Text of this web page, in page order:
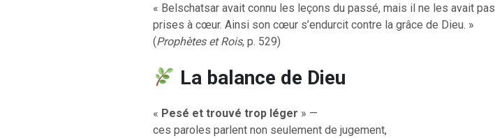
« Belschatsar avait connu les leçons du passé, mais il ne les avait pas
prises à cœur. Ainsi son cœur s’endurcit contre la grâce de Dieu. »
(Prophètes et Rois, p. 529)
La balance de Dieu
« Pesé et trouvé trop léger » —
ces paroles parlent non seulement de jugement,